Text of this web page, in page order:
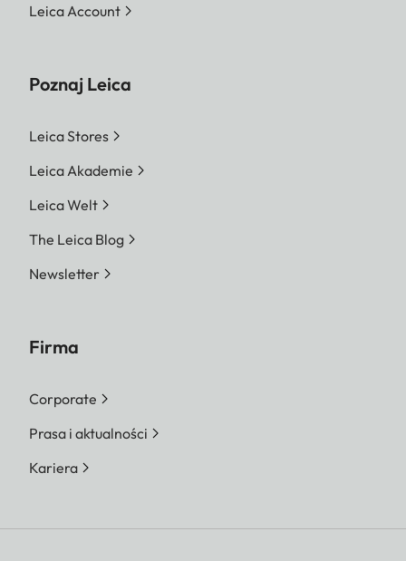
Leica Account
Poznaj Leica
Leica Stores
Leica Akademie
Leica Welt
The Leica Blog
Newsletter
Firma
Corporate
Prasa i aktualności
Kariera